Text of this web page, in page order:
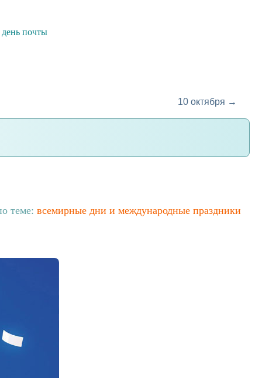
почты
10 октября →
теме: всемирные дни и международные праздники